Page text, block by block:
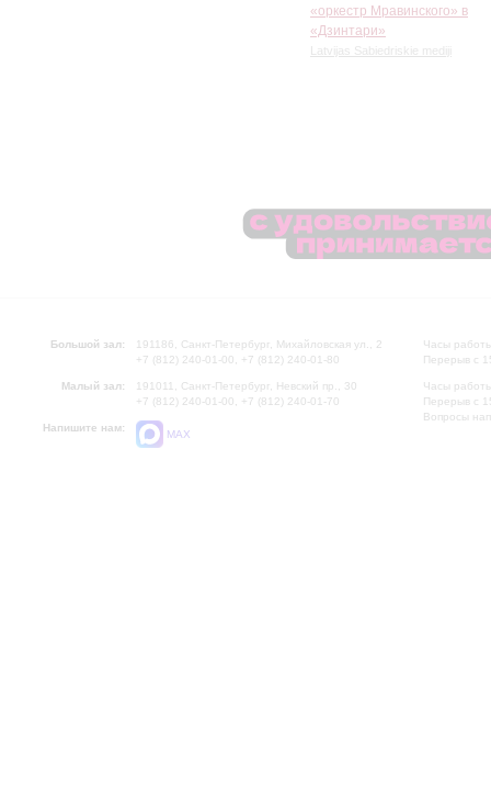
«оркестр Мравинского» в
«Дзинтари»
Latvijas Sabiedriskie mediji
Большой зал:
191186, Санкт-Петербург, Михайловская ул., 2
+7 (812) 240-01-00, +7 (812) 240-01-80
Малый зал:
191011, Санкт-Петербург, Невский пр., 30
+7 (812) 240-01-00, +7 (812) 240-01-70
Напишите нам:
MAX
Часы
Перерыв с
Часы
Перерыв с
Вопросы